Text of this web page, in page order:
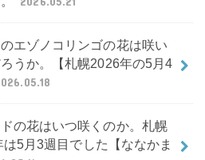
エゾノコリンゴの花は咲い
うか。【札幌2026年の5月4
の花はいつ咲くのか。札幌
5月3週目でした【ななかま